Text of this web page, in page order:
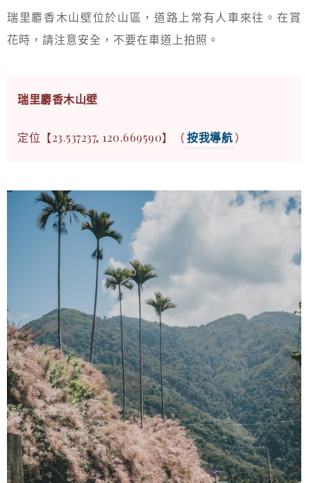
瑞里麝香木山壁位於山區，道路上常有人車來往。在賞
花時，請注意安全，不要在車道上拍照。
瑞里麝香木山壁
定位【23.537237, 120.669590】（按我導航）